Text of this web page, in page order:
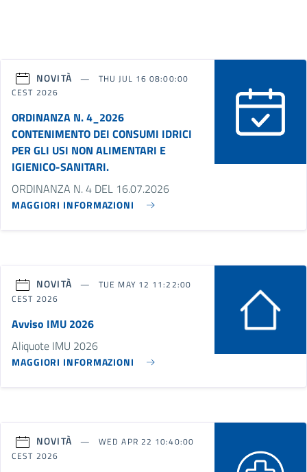
NOVITÀ
THU JUL 16 08:00:00
CEST 2026
ORDINANZA N. 4_2026
CONTENIMENTO DEI CONSUMI IDRICI
PER GLI USI NON ALIMENTARI E
IGIENICO-SANITARI.
ORDINANZA N. 4 DEL 16.07.2026
MAGGIORI INFORMAZIONI
NOVITÀ
TUE MAY 12 11:22:00
CEST 2026
Avviso IMU 2026
Aliquote IMU 2026
MAGGIORI INFORMAZIONI
NOVITÀ
WED APR 22 10:40:00
CEST 2026